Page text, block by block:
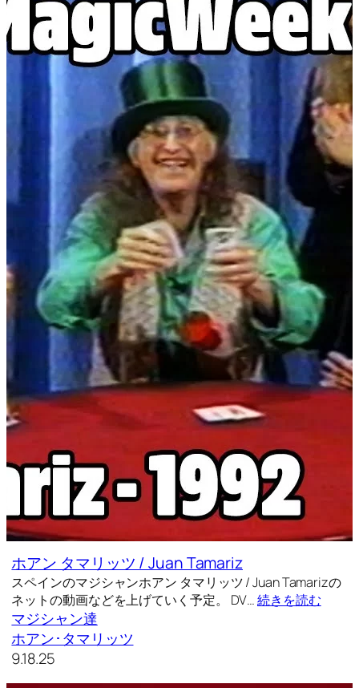
ホアン タマリッツ / Juan Tamariz
スペインのマジシャンホアン タマリッツ / Juan Tamarizの
ネットの動画などを上げていく予定。 DV…続きを読む
マジシャン達
ホアン･タマリッツ
9.18.25